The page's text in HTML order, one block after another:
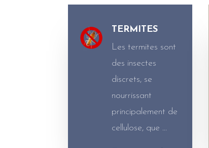
TERMITES
Les termites sont
des insectes
discrets, se
nourrissant
principalement de
cellulose, que …